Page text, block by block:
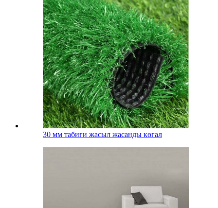
30 мм табиғи жасыл жасанды көгал